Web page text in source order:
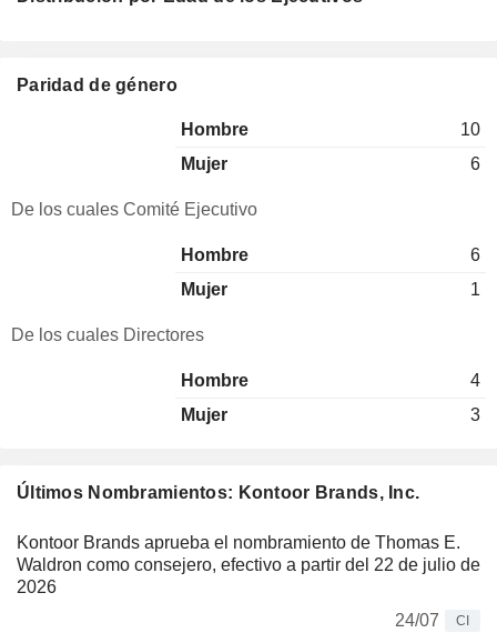
Últimos Nombramientos: Kontoor Brands, Inc.
Kontoor Brands aprueba el nombramiento de Thomas E.
Waldron como consejero, efectivo a partir del 22 de julio de
2026
24/07
CI
Paridad de género
Hombre
10
Mujer
6
De los cuales Comité Ejecutivo
Hombre
6
Mujer
1
De los cuales Directores
Hombre
4
Mujer
3